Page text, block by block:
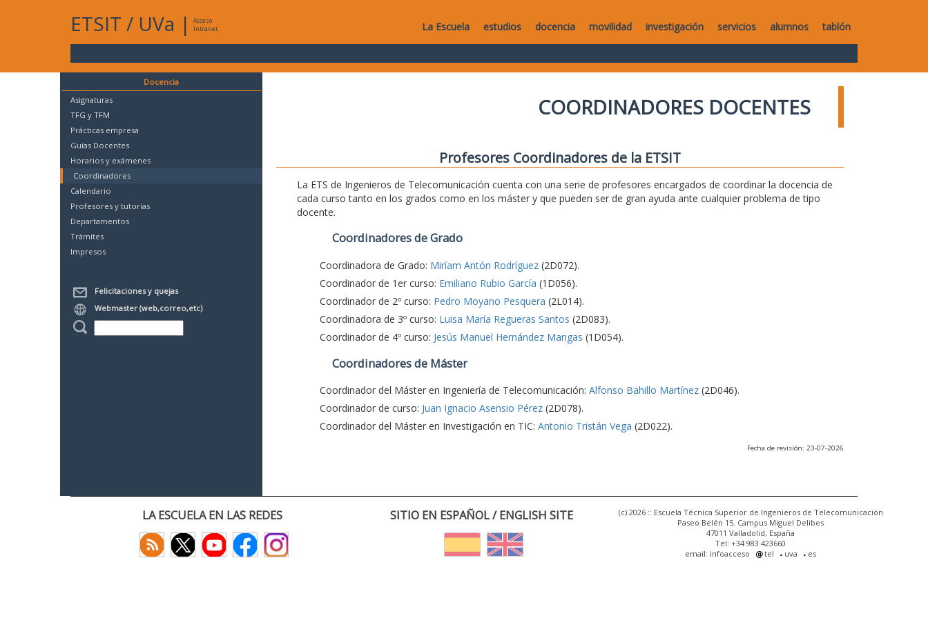
ETSIT / UVa |
Acceso
Intranet
La Escuela estudios docencia movilidad investigación servicios alumnos tablón
Docencia
Asignaturas
TFG y TFM
Prácticas empresa
Guías Docentes
Horarios y exámenes
Coordinadores
Calendario
Profesores y tutorías
Departamentos
Trámites
Impresos
Felicitaciones y quejas
Webmaster (web,correo,etc)
COORDINADORES DOCENTES
Profesores Coordinadores de la ETSIT
La ETS de Ingenieros de Telecomunicación cuenta con una serie de profesores encargados de coordinar la docencia de
cada curso tanto en los grados como en los máster y que pueden ser de gran ayuda ante cualquier problema de tipo
docente.
Coordinadores de Grado
Coordinadora de Grado: Miríam Antón Rodríguez(2D072).
Coordinador de 1er curso: Emiliano Rubio García (1D056).
Coordinador de 2º curso: Pedro Moyano Pesquera (2L014).
Coordinadora de 3º curso: Luisa María Regueras Santos (2D083).
Coordinador de 4º curso: Jesús Manuel Hernández Mangas (1D054).
Coordinadores de Máster
Coordinador del Máster en Ingeniería de Telecomunicación: Alfonso Bahillo Martínez(2D046).
Coordinador de curso: Juan Ignacio Asensio Pérez(2D078).
Coordinador del Máster en Investigación en TIC: Antonio Tristán Vega (2D022).
Fecha de revisión: 23-07-2026
LA ESCUELA EN LAS REDES SITIO EN ESPAÑOL / ENGLISH SITE
(c) 2026 :: Escuela Técnica Superior de Ingenieros de Telecomunicación
Paseo Belén 15. Campus Miguel Delibes
47011 Valladolid, España
Tel: +34 983 423660
email: infoacceso
tel uva es